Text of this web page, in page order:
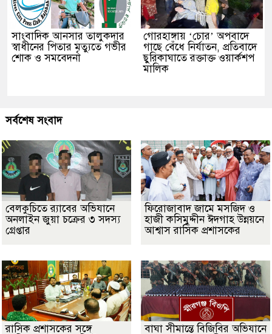
সাংবাদিক আনসার তালুকদার
স্বাধীনের পিতার মৃত্যুতে গভীর
শোক ও সমবেদনা
গোরহাঙ্গায় ‘চোর’ অপবাদে
গাছে বেঁধে নির্যাতন, প্রতিবাদে
ছুরিকাঘাতে রক্তাক্ত ওয়ার্কশপ
মালিক
সর্বশেষ সংবাদ
বেলকুচিতে র‌্যাবের অভিযানে
অনলাইন জুয়া চক্রের ৩ সদস্য
গ্রেপ্তার
ফিরোজাবাদ জামে মসজিদ ও
হাজী কসিমুদ্দীন ঈদগাহ উন্নয়নে
আশ্বাস রাসিক প্রশাসকের
​রাসিক প্রশাসকের সঙ্গে
বাঘা সীমান্তে বিজিবির অভিযানে